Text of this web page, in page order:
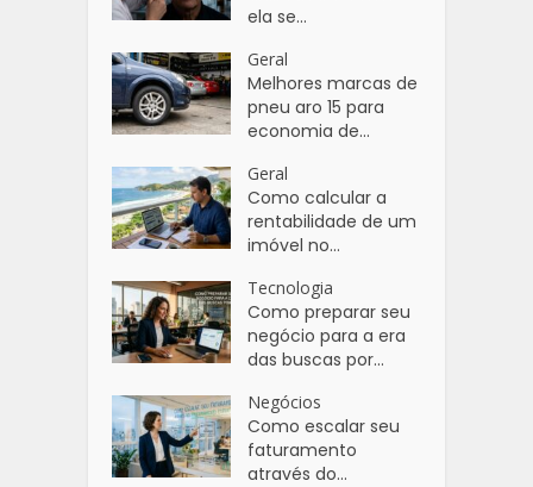
ela se...
Geral
Melhores marcas de
pneu aro 15 para
economia de...
Geral
Como calcular a
rentabilidade de um
imóvel no...
Tecnologia
Como preparar seu
negócio para a era
das buscas por...
Negócios
Como escalar seu
faturamento
através do...